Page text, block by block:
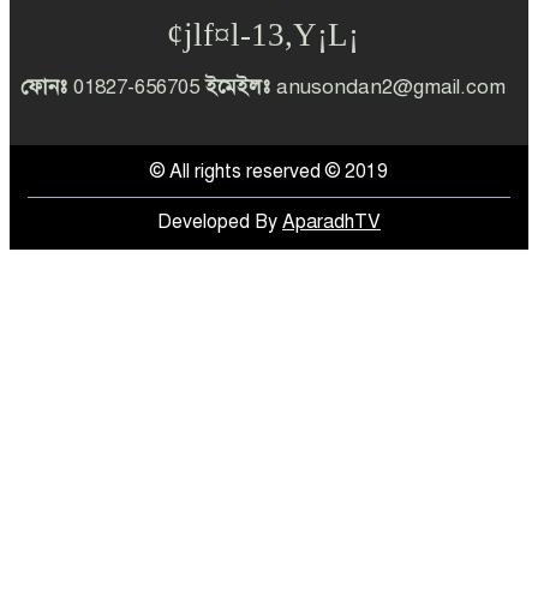
¢jlf¤l-13,Y¡L¡
ফোনঃ 01827-656705ইমেইলঃ anusondan2@gmail.com
© All rights reserved © 2019
Developed By AparadhTV